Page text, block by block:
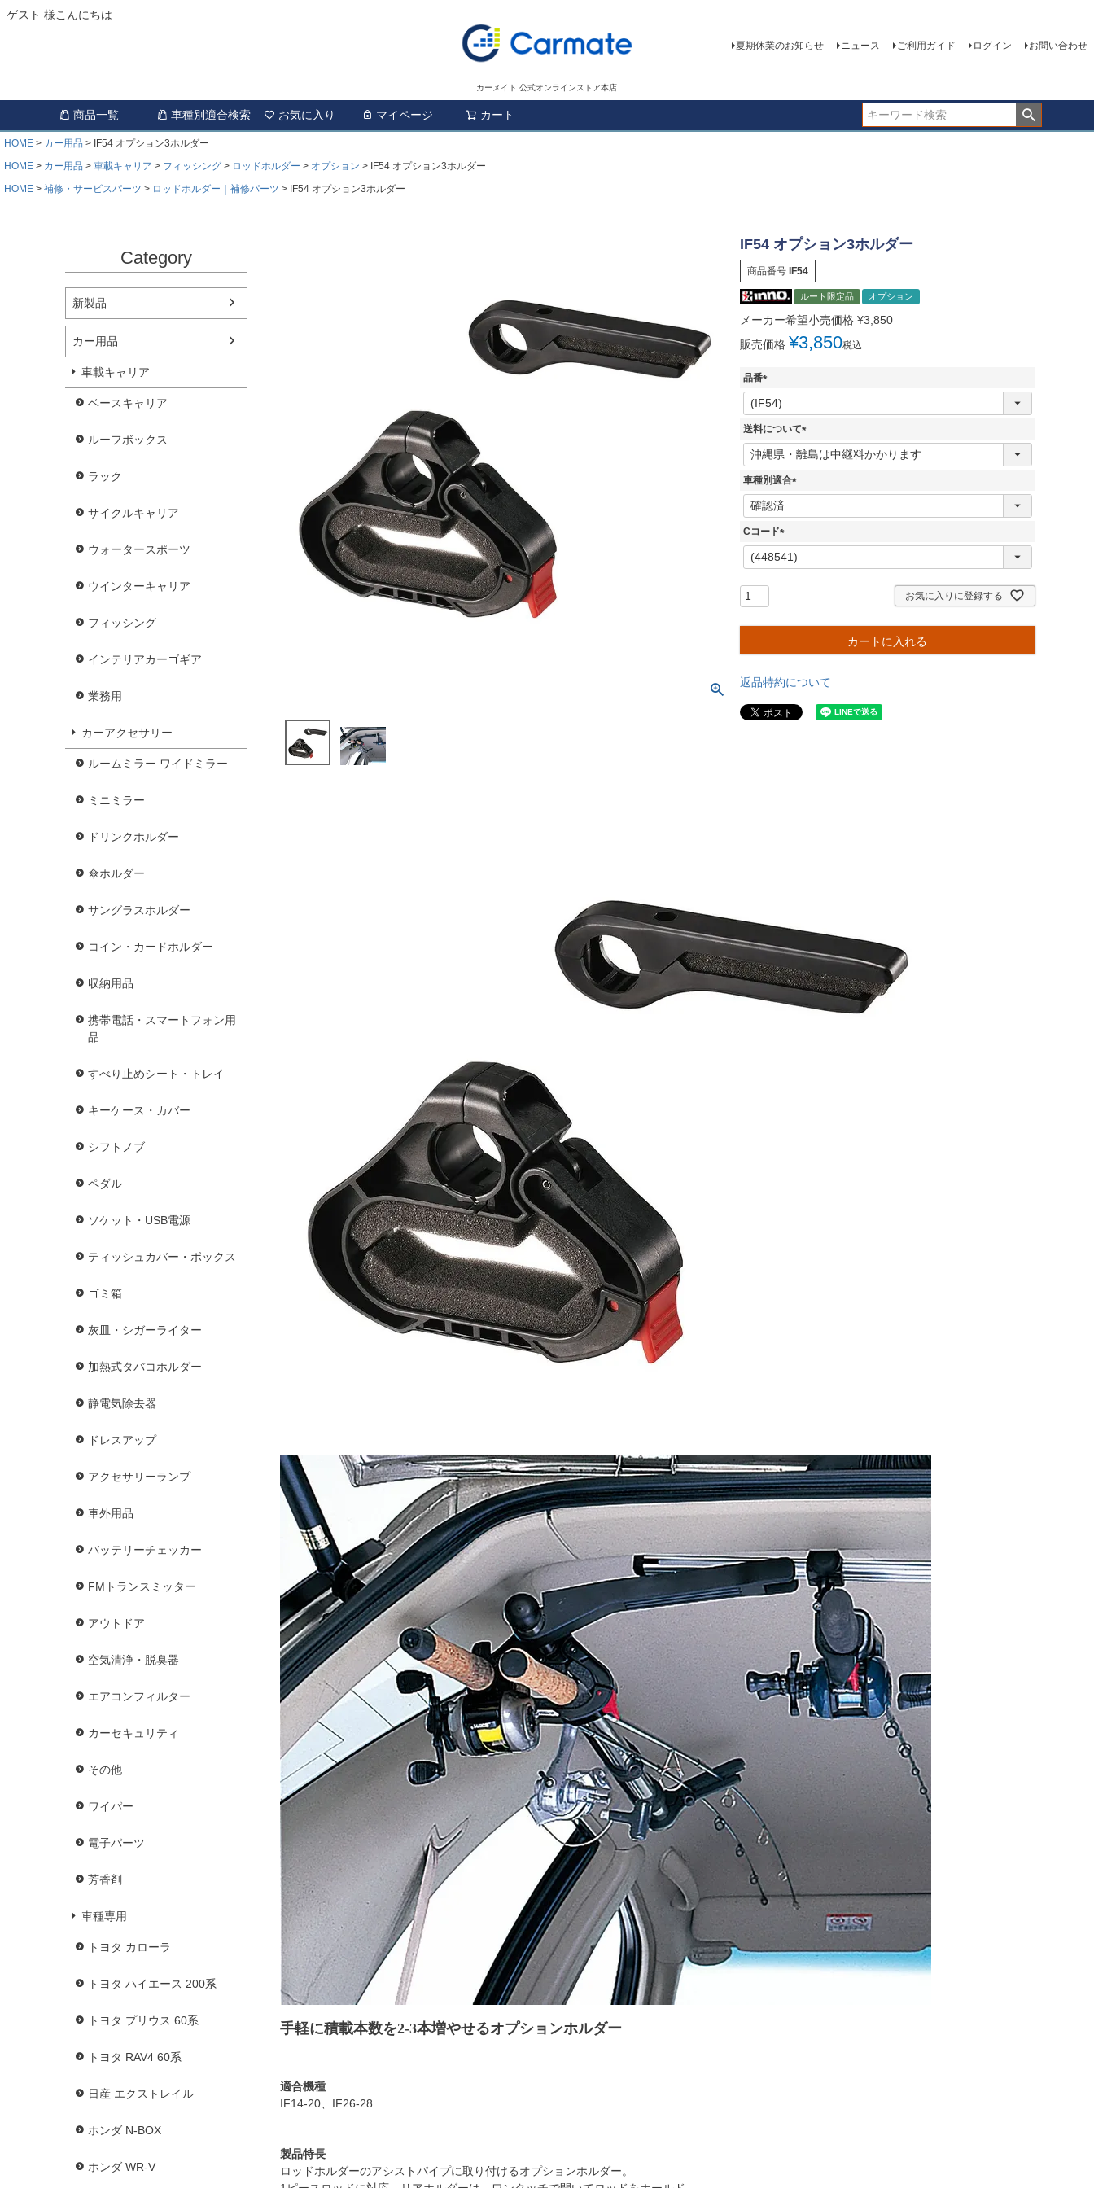
ゲスト 様こんにちは
カーメイト 公式オンラインストア本店
夏期休業のお知らせ ニュース ご利用ガイド ログイン お問い合わせ
商品一覧 車種別適合検索 お気に入り マイページ カート
HOME カー用品
IF54 オプション3ホルダー
HOME
カー用品 車載キャリア フィッシング ロッドホルダー オプション
IF54 オプション3ホルダー
HOME
補修・サービスパーツ ロッドホルダー｜補修パーツ IF54 オプション3ホルダー
Category
新製品
カー用品
車載キャリア
ベースキャリア
ルーフボックス
ラック
サイクルキャリア
ウォータースポーツ
ウインターキャリア
フィッシング
インテリアカーゴギア
業務用
カーアクセサリー
ルームミラー ワイドミラー
ミニミラー
ドリンクホルダー
傘ホルダー
サングラスホルダー
コイン・カードホルダー
収納用品
携帯電話・スマートフォン用
品
すべり止めシート・トレイ
キーケース・カバー
シフトノブ
ペダル
ソケット・USB電源
ティッシュカバー・ボックス
ゴミ箱
灰皿・シガーライター
加熱式タバコホルダー
静電気除去器
ドレスアップ
アクセサリーランプ
車外用品
バッテリーチェッカー
FMトランスミッター
アウトドア
空気清浄・脱臭器
エアコンフィルター
カーセキュリティ
その他
ワイパー
電子パーツ
芳香剤
車種専用
トヨタ カローラ
トヨタ ハイエース 200系
トヨタ プリウス 60系
トヨタ RAV4 60系
日産 エクストレイル
ホンダ N-BOX
ホンダ WR-V
IF54 オプション3ホルダー
商品番号 IF54
ルート限定品 オプション
メーカー希望小売価格 ¥3,850
販売価格 ¥3,850税込
品番
(
必
須
送料について
(
必
車種別適合
(
Cコード
(
必
お気に入りに登録する
カートに入れる
返品特約について
手軽に積載本数を2-3本増やせるオプションホルダー
適合機種
IF14-20、IF26-28
製品特長
ロッドホルダーのアシストパイプに取り付けるオプションホルダー。